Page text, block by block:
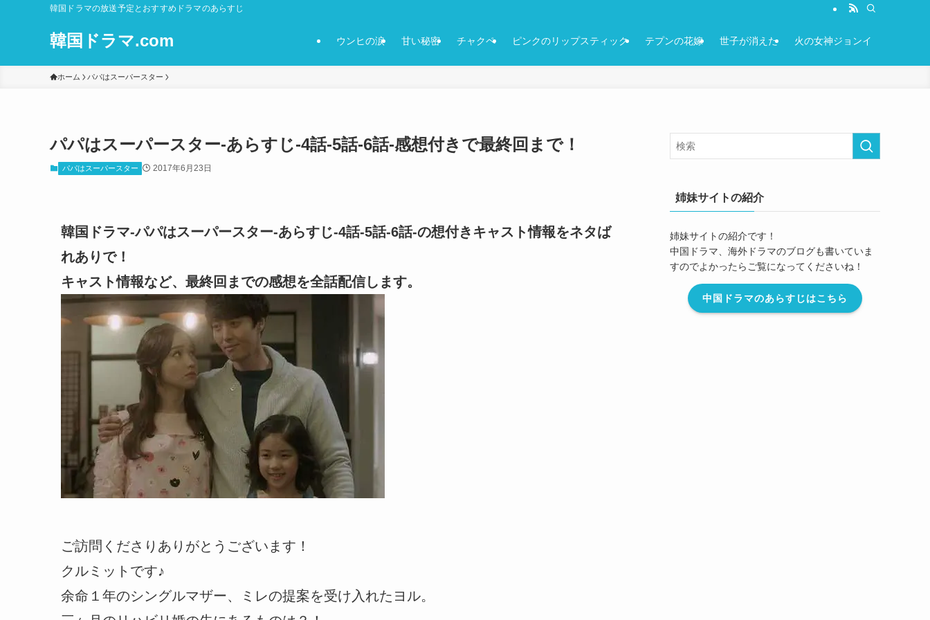
韓国ドラマの放送予定とおすすめドラマのあらすじ
韓国ドラマ.com ウンヒの涙 甘い秘密 チャクペ ピンクのリップスティック テプンの花嫁 世子が消えた 火の女神ジョンイ
ホーム パパはスーパースター
パパはスーパースター-あらすじ-4話-5話-6話-感想付きで最終回まで！
パパはスーパースター 2017年6月23日
韓国ドラマ-パパはスーパースター-あらすじ-4話-5話-6話-の想付きキャスト情報をネタば
れありで！
キャスト情報など、最終回までの感想を全話配信します。
ご訪問くださりありがとうございます！
クルミットです♪
余命１年のシングルマザー、ミレの提案を受け入れたヨル。
姉妹サイトの紹介
姉妹サイトの紹介です！
中国ドラマ、海外ドラマのブログも書いていま
すのでよかったらご覧になってくださいね！
中国ドラマのあらすじはこちら